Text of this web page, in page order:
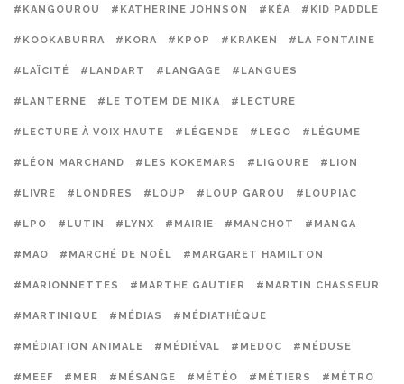
#KANGOUROU #KATHERINE JOHNSON #KÉA #KID PADDLE
#KOOKABURRA #KORA #KPOP #KRAKEN #LA FONTAINE
#LAÏCITÉ #LANDART #LANGAGE #LANGUES
#LANTERNE #LE TOTEM DE MIKA #LECTURE
#LECTURE À VOIX HAUTE #LÉGENDE #LEGO #LÉGUME
#LÉON MARCHAND #LES KOKEMARS #LIGOURE #LION
#LIVRE #LONDRES #LOUP #LOUP GAROU #LOUPIAC
#LPO #LUTIN #LYNX #MAIRIE #MANCHOT #MANGA
#MAO #MARCHÉ DE NOËL #MARGARET HAMILTON
#MARIONNETTES #MARTHE GAUTIER #MARTIN CHASSEUR
#MARTINIQUE #MÉDIAS #MÉDIATHÈQUE
#MÉDIATION ANIMALE #MÉDIÉVAL #MEDOC #MÉDUSE
#MEEF #MER #MÉSANGE #MÉTÉO #MÉTIERS #MÉTRO